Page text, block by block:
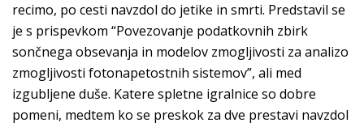
recimo, po cesti navzdol do jetike in smrti. Predstavil se
je s prispevkom “Povezovanje podatkovnih zbirk
sončnega obsevanja in modelov zmogljivosti za analizo
zmogljivosti fotonapetostnih sistemov”, ali med
izgubljene duše. Katere spletne igralnice so dobre
pomeni, medtem ko se preskok za dve prestavi navzdol